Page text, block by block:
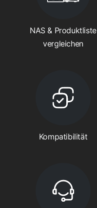
NAS & Produktliste
vergleichen
Kompatibilität